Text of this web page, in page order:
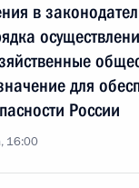
в
для
России
16:00